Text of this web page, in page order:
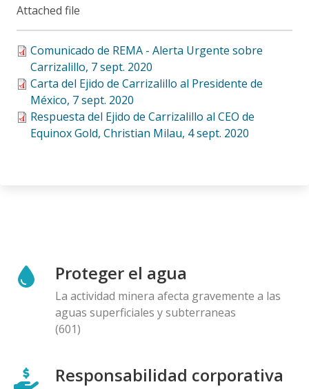
Attached file
Comunicado de REMA - Alerta Urgente sobre
Carrizalillo, 7 sept. 2020
Carta del Ejido de Carrizalillo al Presidente de
México, 7 sept. 2020
Respuesta del Ejido de Carrizalillo al CEO de
Equinox Gold, Christian Milau, 4 sept. 2020
Proteger el agua
La actividad minera afecta gravemente a las
aguas superficiales y subterraneas
(601)
Responsabilidad corporativa